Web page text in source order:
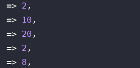
=> 2 ,
=> 10 ,
=> 20 ,
=> 2 ,
=> 8 ,